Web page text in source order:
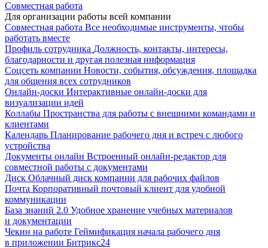
Совместная работа
Для организации работы всей компании
Совместная работа Все необходимые инструменты, чтобы
работать вместе
Профиль сотрудника Должность, контакты, интересы,
благодарности и другая полезная информация
Соцсеть компании Новости, события, обсуждения, площадка
для общения всех сотрудников
Онлайн-доски Интерактивные онлайн-доски для
визуализации идей
Коллабы Пространства для работы с внешними командами и
клиентами
Календарь Планирование рабочего дня и встреч с любого
устройства
Документы онлайн Встроенный онлайн-редактор для
совместной работы с документами
Диск Облачный диск компании для рабочих файлов
Почта Корпоративный почтовый клиент для удобной
коммуникации
База знаний 2.0 Удобное хранение учебных материалов
и документации
Чекин на работе Геймификация начала рабочего дня
в приложении Битрикс24